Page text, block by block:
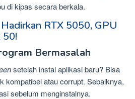
di kipas secara berkala.
RTX 5050, GPU
50!
Bermasalah
setelah instal aplikasi baru? Bisa
kompatibel atau corrupt. Sebaiknya,
sebelum menginstalnya.